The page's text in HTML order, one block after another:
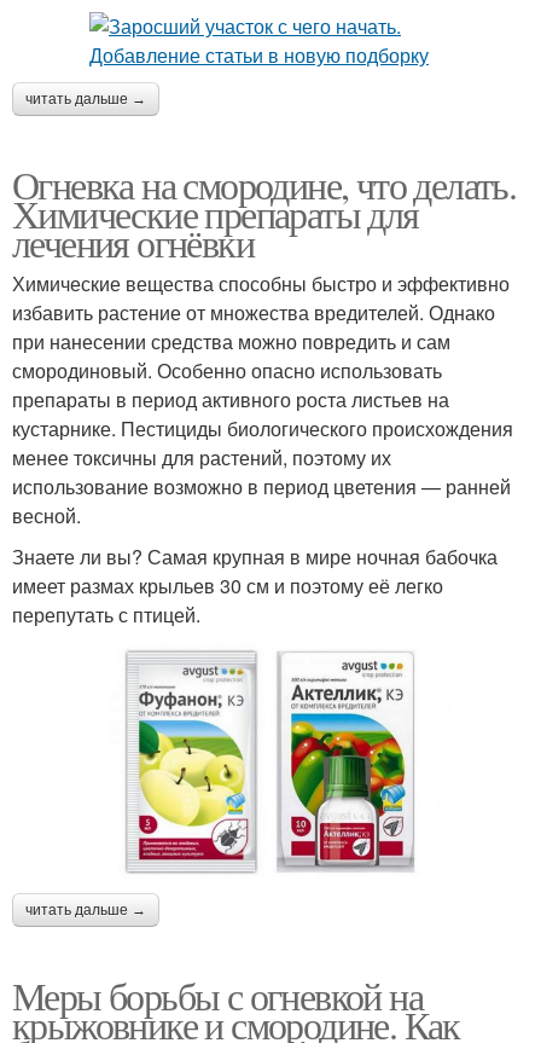
читать дальше →
Огневка на смородине, что делать.
Химические препараты для
лечения огнёвки
Химические вещества способны быстро и эффективно
избавить растение от множества вредителей. Однако
при нанесении средства можно повредить и сам
смородиновый. Особенно опасно использовать
препараты в период активного роста листьев на
кустарнике. Пестициды биологического происхождения
менее токсичны для растений, поэтому их
использование возможно в период цветения — ранней
весной.
Знаете ли вы? Самая крупная в мире ночная бабочка
имеет размах крыльев 30 см и поэтому её легко
перепутать с птицей.
читать дальше →
Меры борьбы с огневкой на
крыжовнике и смородине. Как